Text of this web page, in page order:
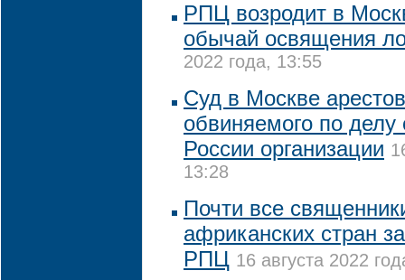
РПЦ возродит в
обычай освящения
2022 года, 13:55
Суд в Москве
обвиняемого по
России организации
13:28
Почти все
африканских стран
РПЦ 16 августа 2022